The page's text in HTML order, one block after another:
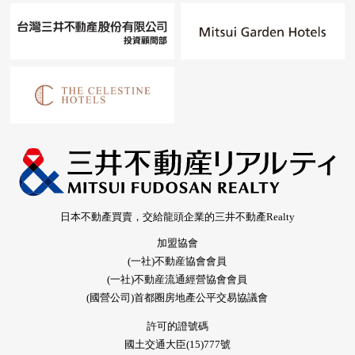
日本不動產買賣，交給龍頭企業的三井不動產Realty
加盟協會
(一社)不動産協會會員
(一社)不動産流通經營協會會員
(國營公司)首都圈房地產公平交易協議會
許可的證號碼
國土交通大臣(15)777號